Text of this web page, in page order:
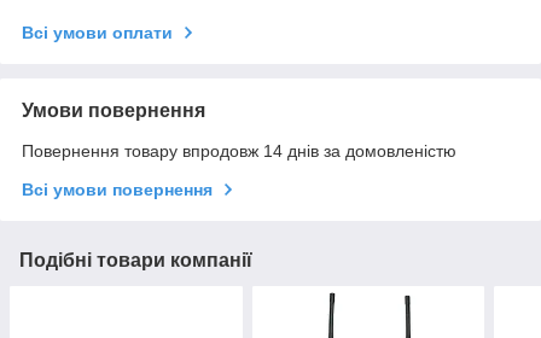
Всі умови оплати
Умови повернення
Повернення товару впродовж 14 днів за домовленістю
Всі умови повернення
Подібні товари компанії